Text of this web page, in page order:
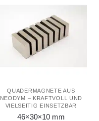
QUADERMAGNETE AUS
NEODYM – KRAFTVOLL UND
VIELSEITIG EINSETZBAR
46×30×10 mm